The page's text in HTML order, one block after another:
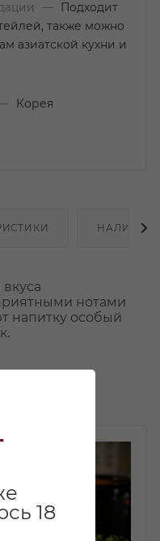
18
—
Подходит
также можно
азиатской кухни и
Корея
НАЛИЧИЕ
нотами
напитку особый